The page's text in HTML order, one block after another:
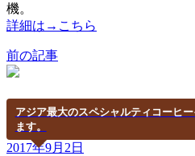
機。
詳細は→こちら
前の記事
アジア最大のスペシャルティコーヒ
ます。
2017年9月2日